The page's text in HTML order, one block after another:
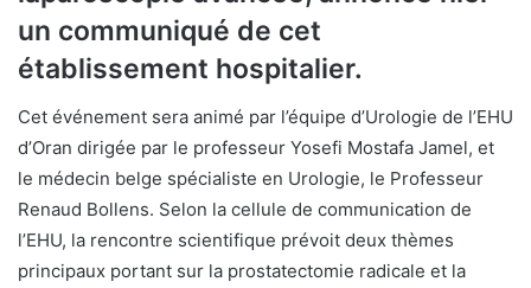
un communiqué de cet
établissement hospitalier.
Cet événement sera animé par l’équipe d’Urologie de l’EHU
d’Oran dirigée par le professeur Yosefi Mostafa Jamel, et
le médecin belge spécialiste en Urologie, le Professeur
Renaud Bollens. Selon la cellule de communication de
l’EHU, la rencontre scientifique prévoit deux thèmes
principaux portant sur la prostatectomie radicale et la